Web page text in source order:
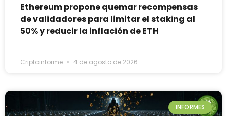
Ethereum propone quemar recompensas
de validadores para limitar el staking al
50% y reducir la inflación de ETH
Criptoinforme 4 de agosto de 2026
INFORMES